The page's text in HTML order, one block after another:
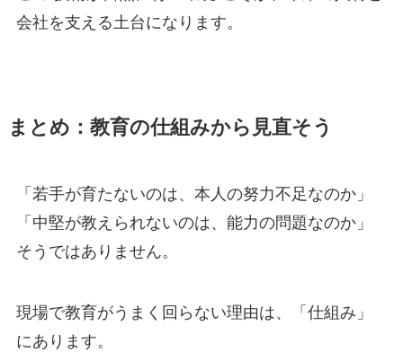
会社を支える土台になります。
まとめ：教育の仕組みから見直そう
「若手が育たないのは、本人の努力不足なのか」
「中堅が教えられないのは、能力の問題なのか」
そうではありません。
現場で教育がうまく回らない理由は、「仕組み」
にあります。